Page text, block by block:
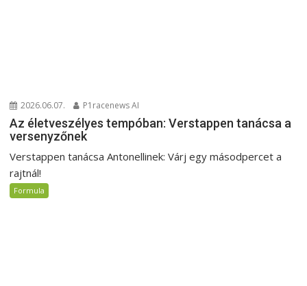
2026.06.07. P1racenews AI
Az életveszélyes tempóban: Verstappen tanácsa a
versenyzőnek
Verstappen tanácsa Antonellinek: Várj egy másodpercet a
rajtnál!
Formula